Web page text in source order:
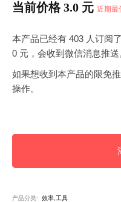
当前价格 3.0 元 近期最
本产品已经有 403 人订阅
0 元，会收到微信消息推送
如果想收到本产品的限免
操作。
产品分类: 效率,工具